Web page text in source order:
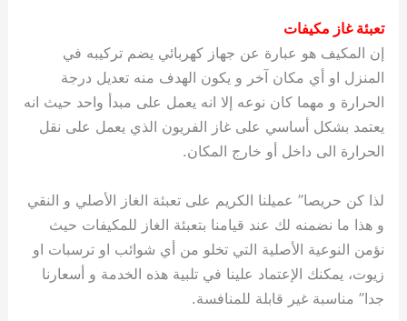
تعبئة غاز مكيفات
إن المكيف هو عبارة عن جهاز كهربائي يضم تركيبه في
المنزل او أي مكان آخر و يكون الهدف منه تعديل درجة
الحرارة و مهما كان نوعه إلا انه يعمل على مبدأ واحد حيث انه
يعتمد بشكل أساسي على غاز الفريون الذي يعمل على نقل
الحرارة الى داخل أو خارج المكان.
لذا كن حريصا” عميلنا الكريم على تعبئة الغاز الأصلي و النقي
و هذا ما نضمنه لك عند قيامنا بتعبئة الغاز للمكيفات حيث
نؤمن النوعية الأصلية التي تخلو من أي شوائب او ترسبات او
زيوت، يمكنك الإعتماد علينا في تلبية هذه الخدمة و أسعارنا
جدا” مناسبة غير قابلة للمنافسة.